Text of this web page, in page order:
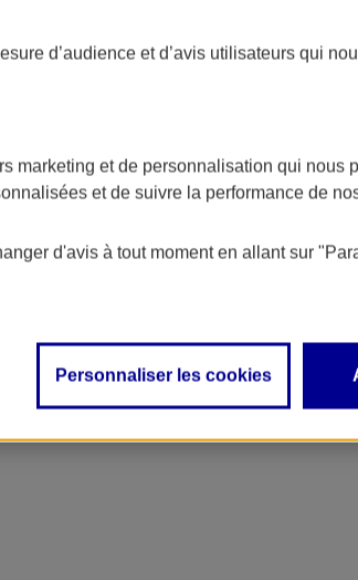
d’audience et d’avis utilisateurs qui
marketing et de personnalisation qui nous
et de suivre la performance de
d'avis à tout moment en allant sur
Personnaliser les cookies